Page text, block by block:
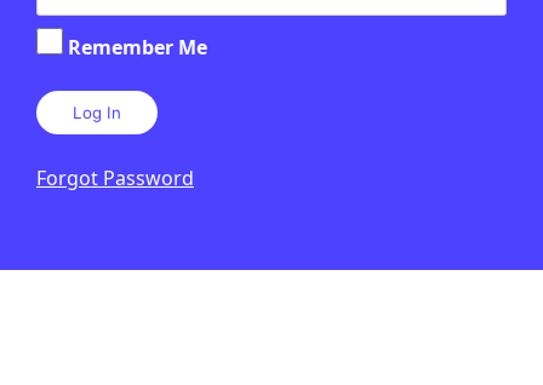
Remember Me
Forgot Password